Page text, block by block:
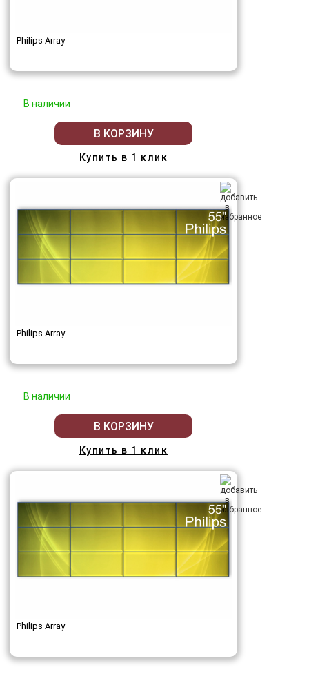
Philips Array
В наличии
В КОРЗИНУ
Купить в 1 клик
Philips Array
В наличии
В КОРЗИНУ
Купить в 1 клик
Philips Array